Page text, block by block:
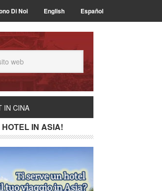
Di Noi English Español
IN CINA
IN ASIA!